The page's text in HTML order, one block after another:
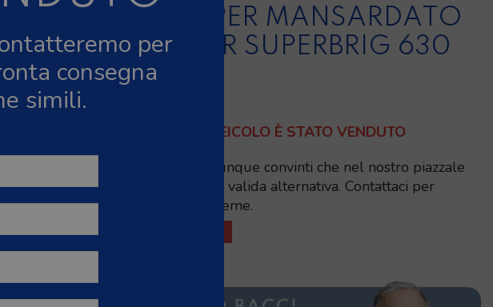
CAMPER MANSARDATO
RIMOR SUPERBRIG 630
TC
QUESTO VEICOLO È STATO VENDUTO
Siamo comunque convinti che nel nostro piazzale
troverai una valida alternativa. Contattaci per
trovarla insieme.
per
consegna
simili.